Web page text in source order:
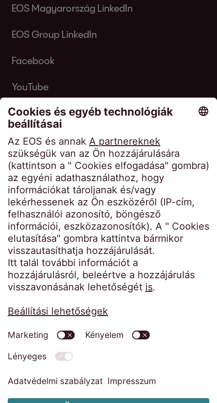
EOS Magyarország LinkedIn
EOS Group LinkedIn
Facebook
YouTube
Kezdőoldal Impresszum
Weboldal adatkezelési tájékoztatója
Magatartási kódexek
Visszaélés bejelentő rendszer
EOS Faktor Zrt. MNB határozatok
EOS KSI Adatkezelési tájékoztató